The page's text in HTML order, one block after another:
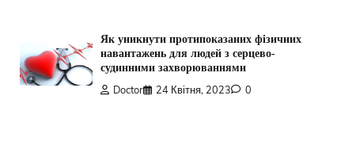
Як уникнути протипоказаних фізичних
навантажень для людей з серцево-
судинними захворюваннями
Doctor
24 Квітня, 2023 0